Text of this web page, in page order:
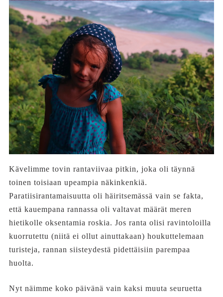
Kävelimme tovin rantaviivaa pitkin, joka oli täynnä
toinen toisiaan upeampia näkinkenkiä.
Paratiisirantamaisuutta oli häiritsemässä vain se fakta,
että kauempana rannassa oli valtavat määrät meren
hietikolle oksentamia roskia. Jos ranta olisi ravintoloilla
kuorrutettu (niitä ei ollut ainuttakaan) houkuttelemaan
turisteja, rannan siisteydestä pidettäisiin parempaa
huolta.
Nyt näimme koko päivänä vain kaksi muuta seuruetta